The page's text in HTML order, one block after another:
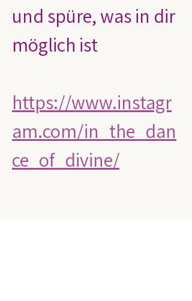
und spüre, was in dir
möglich ist
https://www.instagr
am.com/in_the_dan
ce_of_divine/